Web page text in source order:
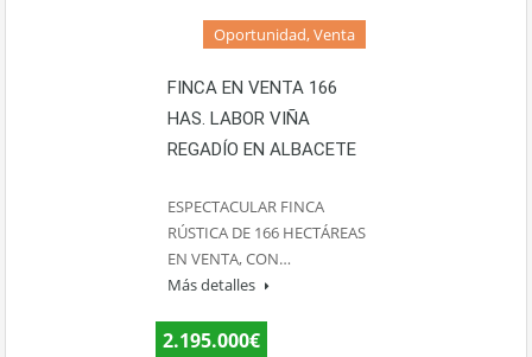
Oportunidad, Venta
FINCA EN VENTA 166
HAS. LABOR VIÑA
REGADÍO EN ALBACETE
ESPECTACULAR FINCA
RÚSTICA DE 166 HECTÁREAS
EN VENTA, CON…
Más detalles
2.195.000€